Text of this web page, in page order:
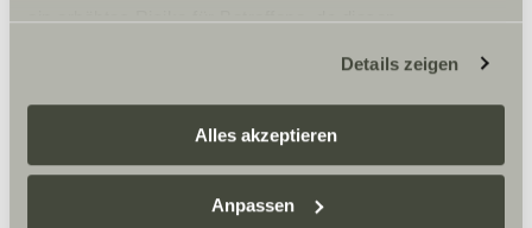
ein erhöhtes Risiko für Betroffene, da diesen
zustehen. Eingesetzte Dienstleister können Daten für
eigene Zwecke verarbeiten und mit anderen Daten
zusammenführen. Weitere Informationen finden Sie hier:
Datenschutzerklärung
einzelne Cookies/Dienste in den Einstellungen aus,
Details zeigen
Alles akzeptieren
Anpassen